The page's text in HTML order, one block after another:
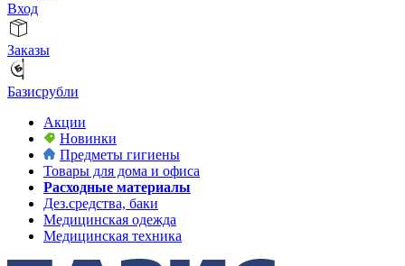
Вход
Заказы
Базисрубли
Акции
Новинки
Предметы гигиены
Товары для дома и офиса
Расходные материалы
Дез.средства, баки
Медицинская одежда
Медицинская техника